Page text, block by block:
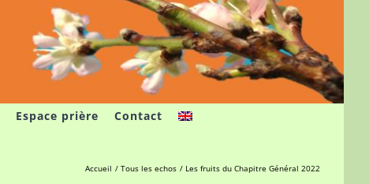
Espace prière Contact
Accueil Tous les echos Les fruits du Chapitre Général 2022